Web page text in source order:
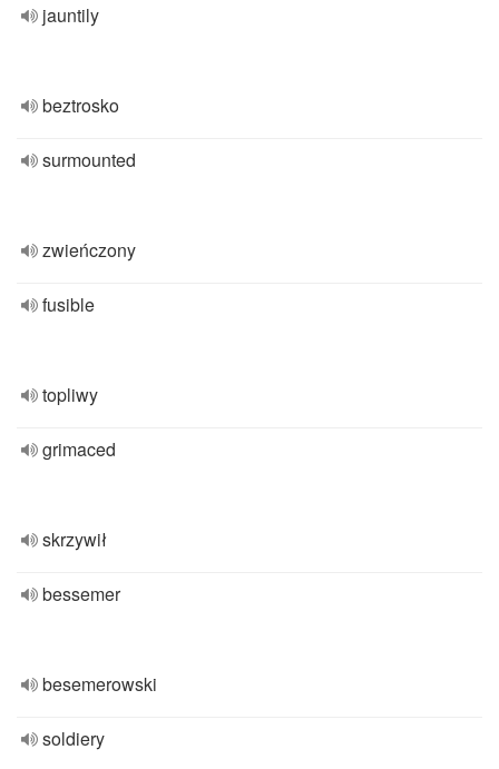
jauntily
beztrosko
surmounted
zwieńczony
fusible
topliwy
grimaced
skrzywił
bessemer
besemerowski
soldiery